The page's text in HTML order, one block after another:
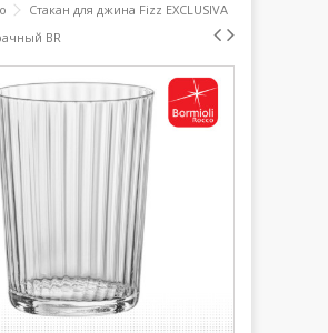
Стакан для джина Fizz EXCLUSIVA
BR